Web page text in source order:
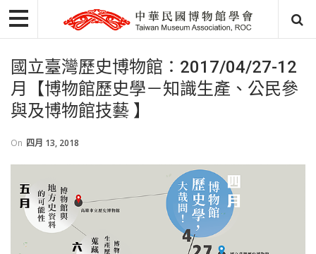
國立臺灣歷史博物館：2017/04/27-12
月【博物館歷史學－知識生產、公民參
與及博物館技藝 】
On 四月 13, 2018